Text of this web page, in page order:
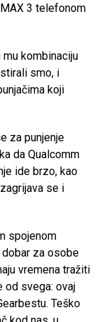
3 telefonom
kombinaciju
smo, i
koji
za punjenje
da Qualcomm
ide brzo, kao
se i
spojenom
dobar za osobe
vremena tražiti
od svega: ovaj
Teško